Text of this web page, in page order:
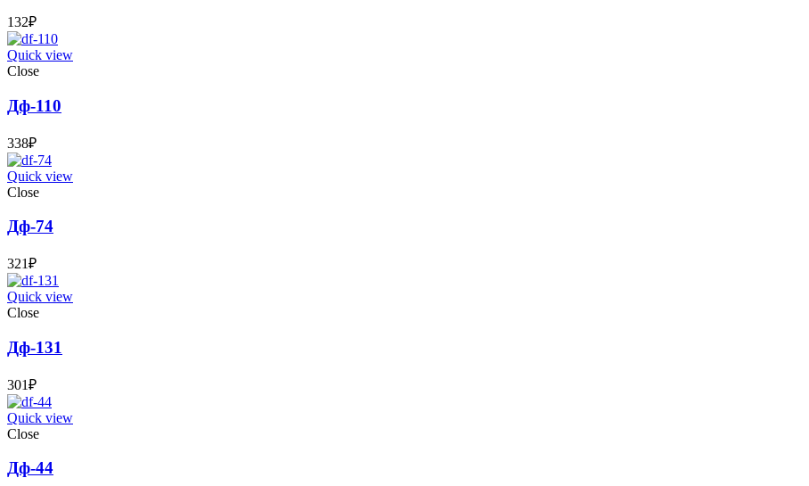
132₽
Quick view
Close
Дф-110
338₽
Quick view
Close
Дф-74
321₽
Quick view
Close
Дф-131
301₽
Quick view
Close
Дф-44